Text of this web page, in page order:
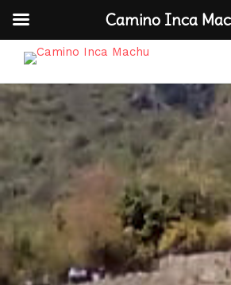
Camino Inca